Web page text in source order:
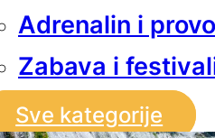
Adrenalin i
Zabava i
Sve kategorije